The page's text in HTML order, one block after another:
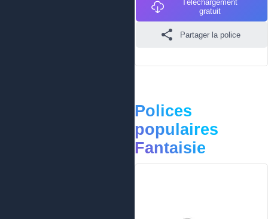
Téléchargement
gratuit
Partager la police
Polices
populaires
Fantaisie